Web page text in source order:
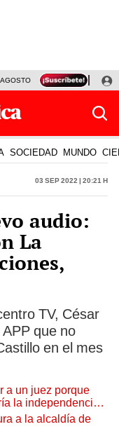
TINKA RESULTADOS
SOCIEDAD MUNDO
03 Sep 2022 | 20:21 h
audio:
La
TV, César
que no
en el mes
a un juez porque
la independencia
a la alcaldía de